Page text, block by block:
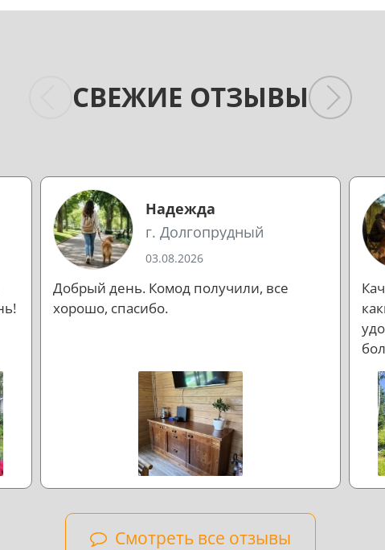
СВЕЖИЕ ОТЗЫВЫ
Надежда
г. Долгопрудный
03.08.2026
Добрый день. Комод получили, все
хорошо, спасибо.
Смотреть все отзывы